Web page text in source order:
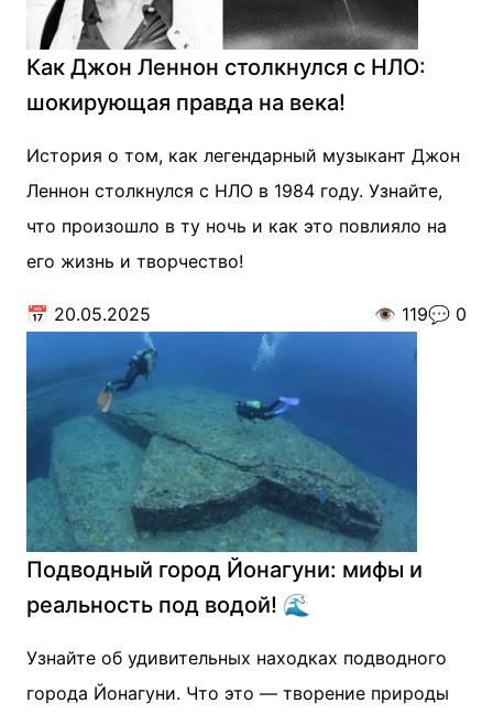
Как Джон Леннон столкнулся с НЛО:
шокирующая правда на века!
История о том, как легендарный музыкант Джон
Леннон столкнулся с НЛО в 1984 году. Узнайте,
что произошло в ту ночь и как это повлияло на
его жизнь и творчество!
📅 20.05.2025 👁️ 119💬 0
Подводный город Йонагуни: мифы и
реальность под водой! 🌊
Узнайте об удивительных находках подводного
города Йонагуни. Что это — творение природы